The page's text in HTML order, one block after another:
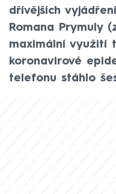
dřívějších
Romana Prymuly
maximální využití
koronavirové
telefonu stáhlo